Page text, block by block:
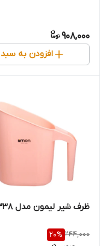
908,000
افزودن به سبد
ظرف شیر لیمون مدل 1338
244,000
20%